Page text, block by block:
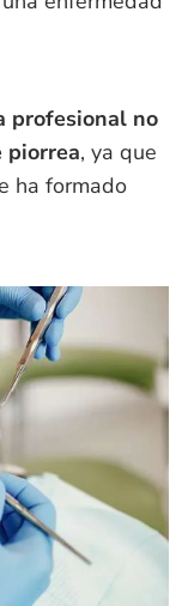
profesional no
piorrea, ya que
ha formado